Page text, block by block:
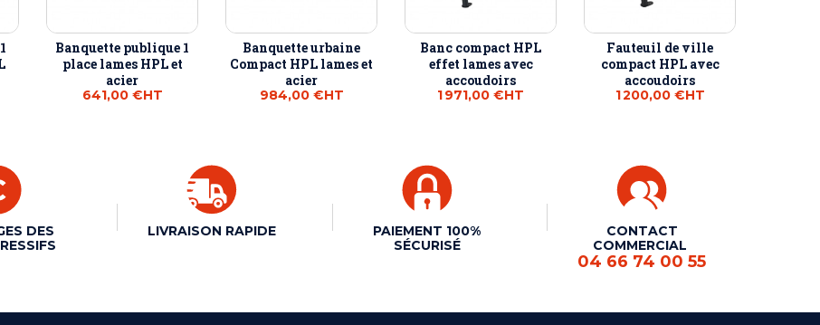
Banquette publique 1
place lames HPL et
acier
641,00 €HT
Banquette urbaine
Compact HPL lames et
acier
984,00 €HT
Banc compact HPL
effet lames avec
accoudoirs
1 971,00 €HT
Fauteuil de ville
compact HPL avec
accoudoirs
1 200,00 €HT
DES
LIVRAISON RAPIDE
PAIEMENT 100%
SÉCURISÉ
CONTACT
COMMERCIAL
04 66 74 00 55